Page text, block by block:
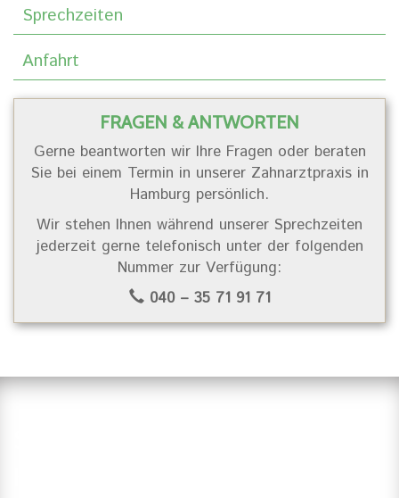
Sprechzeiten
Anfahrt
FRAGEN & ANTWORTEN
Gerne beantworten wir Ihre Fragen oder beraten
Sie bei einem Termin in unserer Zahnarztpraxis in
Hamburg persönlich.
Wir stehen Ihnen während unserer Sprechzeiten
jederzeit gerne telefonisch unter der folgenden
Nummer zur Verfügung:
040 – 35 71 91 71